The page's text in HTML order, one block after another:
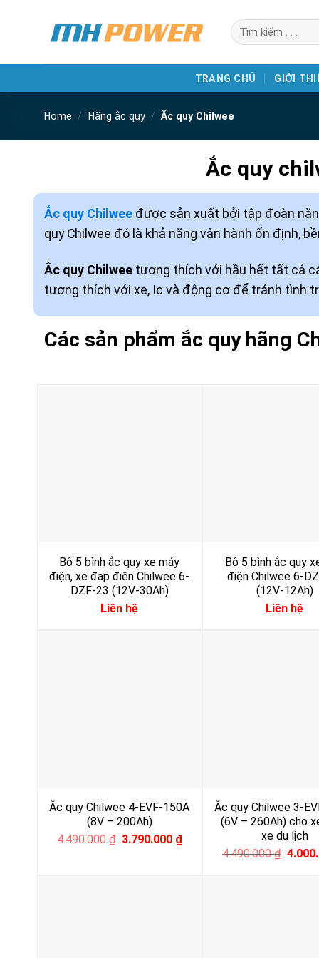
Search
for:
TRANG CHỦ GIỚI
Home / Hãng ắc quy / Ắc quy Chilwee
Ắc quy
Ắc quy Chilwee được sản xuất bởi tập đoàn
quy Chilwee đó là khả năng vận hành ổn định,
Ắc quy Chilwee tương thích với hầu hết tất cả
tương thích với xe, Ic và động cơ để tránh tình
Các sản phẩm ắc quy hãng
Bộ 5 bình ắc quy xe máy
điện, xe đạp điện Chilwee 6-
DZF-23 (12V-30Ah)
Liên hệ
Bộ 5 bình ắc quy
điện Chilwee 6-
(12V-12Ah)
Liên hệ
Ắc quy Chilwee 4-EVF-150A
(8V – 200Ah)
4.490.000₫ Original
3.790.000 ₫Current
price
Ắc quy Chilwee 3-
(6V – 260Ah) cho
xe du lịch
4.490.000₫